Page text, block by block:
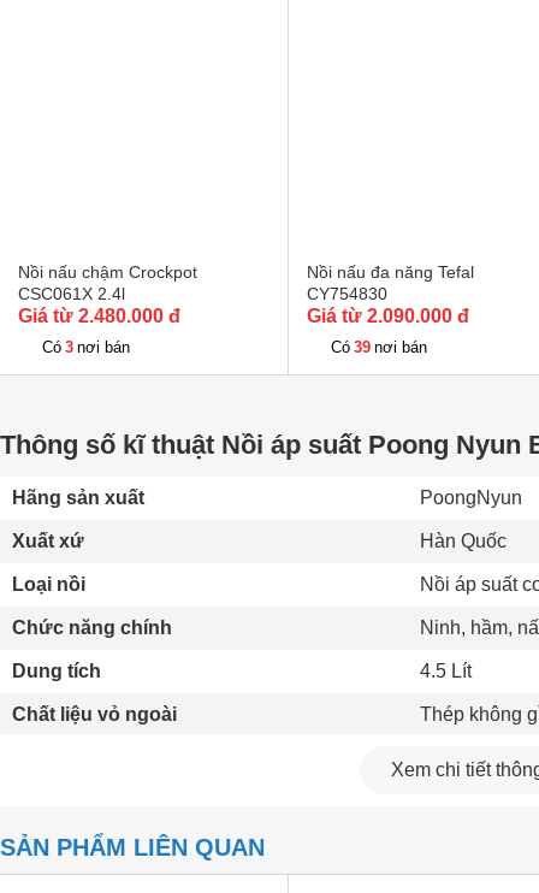
Nồi nấu chậm Crockpot
CSC061X 2.4l
Giá từ 2.480.000 đ
Có 3 nơi bán
Nồi nấu đa năng Tefal
CY754830
Giá từ 2.090.000 đ
Có 39 nơi bán
Thông số kĩ thuật Nồi áp suất Poong Nyun
Hãng sản xuất PoongNyun
Xuất xứ Hàn Quốc
Loại nồi Nồi áp suất
Chức năng chính Ninh, hầm,
Dung tích 4.5 Lít
Chất liệu vỏ ngoài Thép không
Thép không
Độ dày lòng nồi
Xem chi tiết
SẢN PHẨM LIÊN QUAN